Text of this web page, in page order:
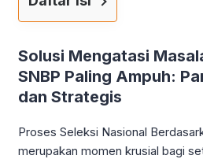
Solusi Mengatasi
SNBP Paling Ampuh:
dan Strategis
Proses Seleksi Nasional
merupakan momen krusial bagi